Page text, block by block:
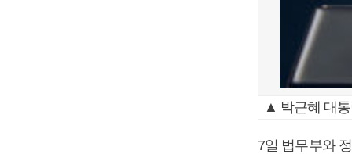
▲ 박근혜 대
7일 법무부와